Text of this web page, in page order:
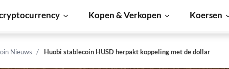
Kopen & Verkopen Koersen
Nieuws Huobi stablecoin HUSD herpakt koppeling met de dollar